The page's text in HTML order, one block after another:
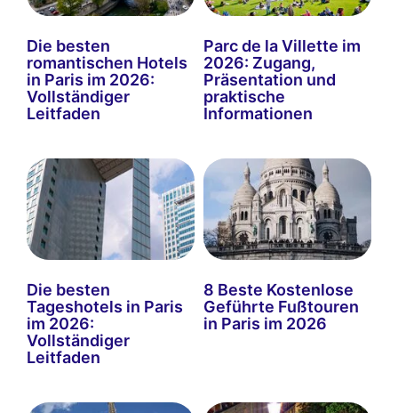
Die besten
romantischen Hotels
in Paris im 2026:
Vollständiger
Leitfaden
Parc de la Villette im
2026: Zugang,
Präsentation und
praktische
Informationen
Die besten
Tageshotels in Paris
im 2026:
Vollständiger
Leitfaden
8 Beste Kostenlose
Geführte Fußtouren
in Paris im 2026